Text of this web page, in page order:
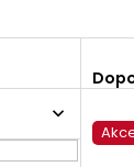
a
z
e
nV